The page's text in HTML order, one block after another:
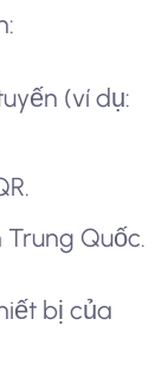
(ví dụ:
Quốc.
bị của